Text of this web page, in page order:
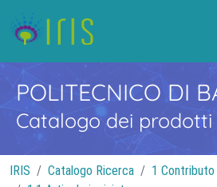
POLITECNICO DI
Catalogo dei prodotti
IRIS Catalogo Ricerca
1